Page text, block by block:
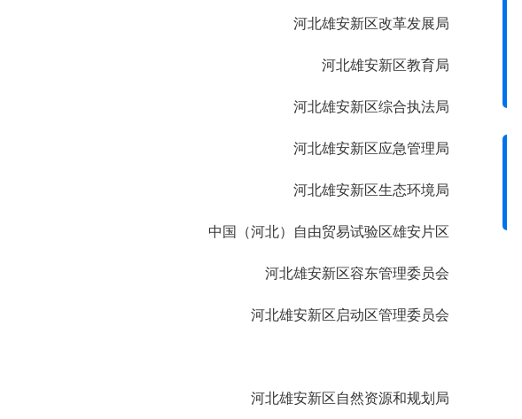
河北雄安新区改革发展局
河北雄安新区教育局
河北雄安新区综合执法局
河北雄安新区应急管理局
河北雄安新区生态环境局
中国（河北）自由贸易试验区雄安片区
河北雄安新区容东管理委员会
河北雄安新区启动区管理委员会
河北雄安新区自然资源和规划局